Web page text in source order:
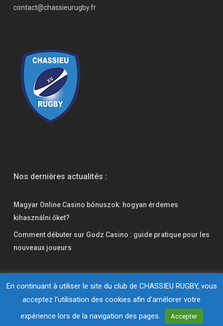
contact@chassieurugby.fr
Nos dernières actualités :
Magyar Online Casino bónuszok: hogyan érdemes
kihasználni őket?
Comment débuter sur Godz Casino : guide pratique pour les
nouveaux joueurs
© 2026 Chassieu Rugby. RéalisationL'ateliercom
En continuant à utiliser le site du club de CHASSIEU RUGBY, vous
acceptez l’utilisation des cookies afin d'amélorer votre
expérience lors de la navigation des pages.
Accepter